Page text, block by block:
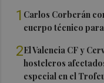
1 Carlos Corberán
cuerpo técnico
2El Valencia CF y
hosteleros
especial en el